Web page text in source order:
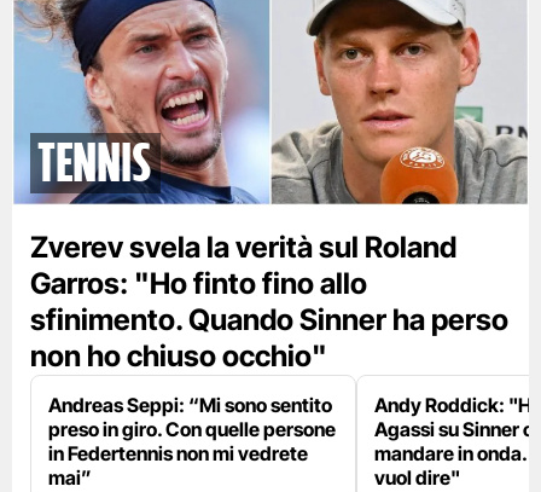
tennis
Zverev svela la verità sul Roland
Garros: "Ho finto fino allo
sfinimento. Quando Sinner ha perso
non ho chiuso occhio"
Andreas Seppi: “Mi sono sentito
preso in giro. Con quelle persone
in Federtennis non mi vedrete
mai”
Andy Roddick:
Agassi su Sinner
mandare in onda.
vuol dire"